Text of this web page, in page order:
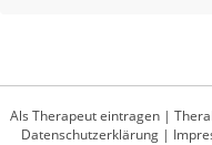
Als Therapeut eintragen |
Datenschutzerklärung|